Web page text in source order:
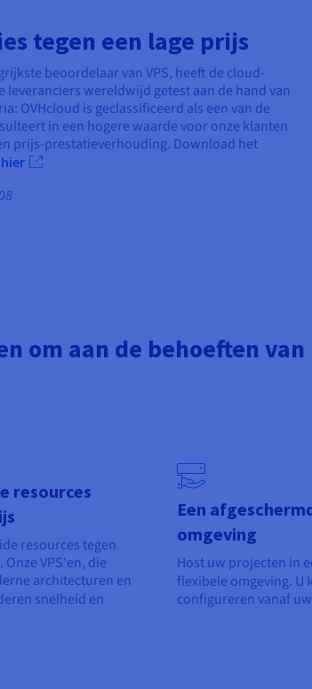
tegen een lage prijs
beoordelaar van VPS, heeft de cloud-
leveranciers wereldwijd getest aan de hand van
OVHcloud is geclassificeerd als een van de
in een hogere waarde voor onze klanten
prijs-prestatieverhouding. Download het
hier
om aan de behoeften
resources
resources tegen
VPS'en, die
architecturen en
snelheid en
Een
omgeving
Host uw projecten in
flexibele omgeving. U
configureren vanaf